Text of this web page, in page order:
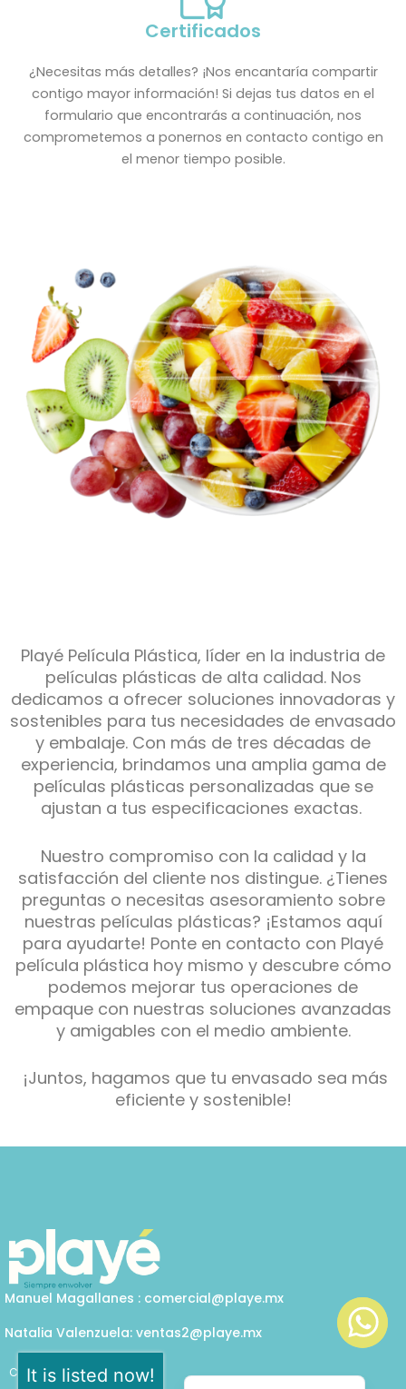
Certificados
¿Necesitas más detalles? ¡Nos encantaría compartir
contigo mayor información! Si dejas tus datos en el
formulario que encontrarás a continuación, nos
comprometemos a ponernos en contacto contigo en
el menor tiempo posible.
Playé Película Plástica, líder en la industria de
películas plásticas de alta calidad. Nos
dedicamos a ofrecer soluciones innovadoras y
sostenibles para tus necesidades de envasado
y embalaje. Con más de tres décadas de
experiencia, brindamos una amplia gama de
películas plásticas personalizadas que se
ajustan a tus especificaciones exactas.
Nuestro compromiso con la calidad y la
satisfacción del cliente nos distingue. ¿Tienes
preguntas o necesitas asesoramiento sobre
nuestras películas plásticas? ¡Estamos aquí
para ayudarte! Ponte en contacto con Playé
película plástica hoy mismo y descubre cómo
podemos mejorar tus operaciones de
empaque con nuestras soluciones avanzadas
y amigables con el medio ambiente.
¡Juntos, hagamos que tu envasado sea más
eficiente y sostenible!
Manuel Magallanes : comercial@playe.mx
Natalia Valenzuela: ventas2@playe.mx
Call usIt is listed now!